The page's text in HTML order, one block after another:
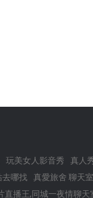
玩美女人影音秀 真人
去哪找 真愛旅舍 聊天室
直播王,同城一夜情聊天